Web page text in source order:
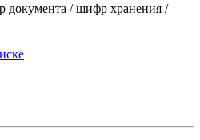
документа / шифр хранения /